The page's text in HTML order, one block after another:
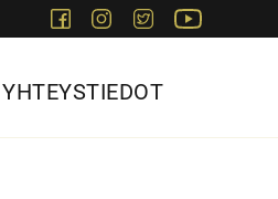
FacebookInstagram
Twitter
YHTEYSTIEDOT